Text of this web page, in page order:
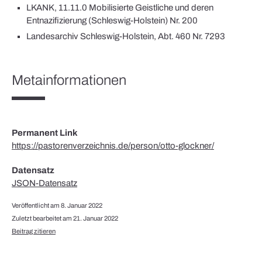
LKANK, 11.11.0 Mobilisierte Geistliche und deren
Entnazifizierung (Schleswig-Holstein) Nr. 200
Landesarchiv Schleswig-Holstein, Abt. 460 Nr. 7293
Metainformationen
Permanent Link
https://pastorenverzeichnis.de/person/otto-glockner/
Datensatz
JSON-Datensatz
Veröffentlicht am 8. Januar 2022
Zuletzt bearbeitet am 21. Januar 2022
Beitrag zitieren